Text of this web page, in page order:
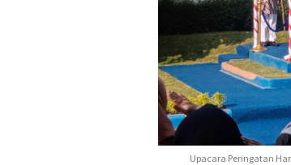
Upacara Peringatan